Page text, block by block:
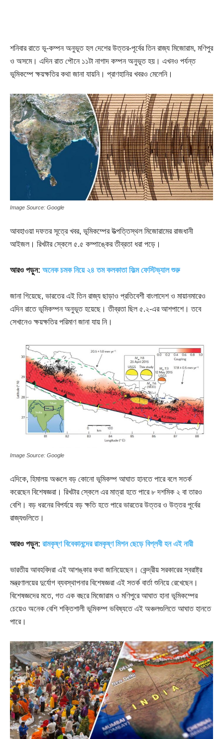
শনিবার রাতে ভূ-কম্পন অনুভূত হল দেশের উত্তর-পূর্বের তিন রাজ্য মিজোরাম, মণিপুর
ও অসমে। এদিন রাত পৌনে ১১টা নাগাদ কম্পন অনুভূত হয়। এখনও পর্যন্ত
ভূমিকম্পে ক্ষয়ক্ষতির কথা জানা যায়নি। প্রাণহানির খবরও মেলেনি।
Image Source: Google
আবহাওয়া দফতর সূত্রে খবর, ভূমিকম্পের উত্‍‌পত্তিস্থল মিজোরামের রাজধানী
আইজল। রিখটার স্কেলে ৫.৫ কম্পাঙ্কের তীব্রতা ধরা পড়ে।
আরও পড়ুন: অনেক চমক নিয়ে ২৪ তম কলকাতা ফিল্ম ফেস্টিভ্যাল শুরু
জানা গিয়েছে, ভারতের এই তিন রাজ্য ছাড়াও প্রতিবেশী বাংলাদেশ ও মায়ানমারেও
এদিন রাতে ভূমিকম্পন অনুভূত হয়েছে। তীব্রতা ছিল ৫.২-এর আশপাশে। তবে
সেখানেও ক্ষয়ক্ষতির পরিমাণ জানা যায় নি।
Image Source: Google
এদিকে, হিমালয় অঞ্চলে বড় কোনো ভূমিকম্প আঘাত হানতে পারে বলে সতর্ক
করেছেন বিশেষজ্ঞরা। রিখটার স্কেলে এর মাত্রা হতে পারে ৮ দশমিক ২ বা তারও
বেশি। বড় ধরনের বিপর্যয়ে বড় ক্ষতি হতে পারে ভারতের উত্তর ও উত্তর পূর্বের
রাজ্যগুলিতে।
আরও পড়ুন: রামকৃষ্ণ বিবেকানন্দের রামকৃষ্ণ মিশন ছেড়ে বিপ্লবী হন এই নারী
ভারতীয় আবহবিদরা এই আশঙ্কার কথা জানিয়েছেন। কেন্দ্রীয় সরকারের স্বরাষ্ট্র
মন্ত্রণালয়ের দুর্যোগ ব্যবস্থাপনার বিশেষজ্ঞরা এই সতর্ক বার্তা শুনিয়ে রেখেছেন।
বিশেষজ্ঞদের মতে, গত এক বছরে মিজোরাম ও মণিপুরে আঘাত হানা ভূমিকম্পের
চেয়েও অনেক বেশি শক্তিশালী ভূমিকম্প ভবিষ্যতে এই অঞ্চলগুলিতে আঘাত হানতে
পারে।